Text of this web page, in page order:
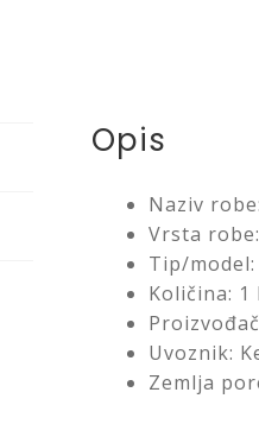
Opis
Naziv
Vrsta
Tip/model:
Količina: 1
Uvoznik:
Zemlja